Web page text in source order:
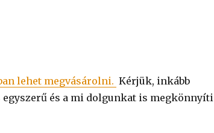
lehet megvásárolni. Kérjük, inkább
és a mi dolgunkat is megkönnyíti